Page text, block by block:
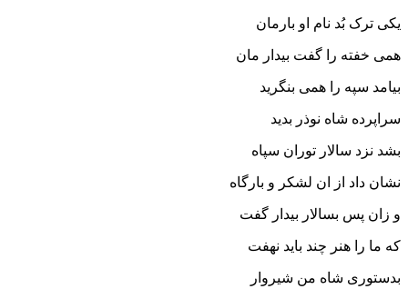
یکى ترک بُد نام او بارمان
همى خفته را گفت بیدار مان‏
بیامد سپه را همى بنگرید
سراپرده شاه نوذر بدید
بشد نزد سالار توران سپاه
نشان داد از ان لشکر و بارگاه‏
و زان پس بسالار بیدار گفت
که ما را هنر چند باید نهفت‏
بدستورى شاه من شیروار